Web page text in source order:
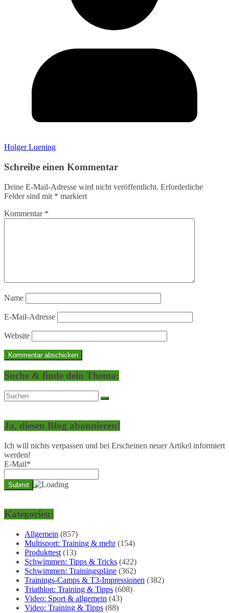
Holger Luening
Schreibe einen Kommentar
Deine E-Mail-Adresse wird nicht veröffentlicht. Erforderliche
Felder sind mit * markiert
Kommentar *
Name
E-Mail-Adresse
Website
Suche & finde dein Thema:
Ja, diesen Blog abonnieren!
Ich will nichts verpassen und bei Erscheinen neuer Artikel informiert
werden!
E-Mail*
Kategorien:
Allgemein (857)
Multisport: Training & mehr(154)
Produkttest (13)
Schwimmen: Tipps & Tricks (422)
Schwimmen: Trainingspläne (362)
Trainings-Camps & T3-Impressionen (382)
Triathlon: Training & Tipps (608)
Video: Sport & allgemein (43)
Video: Training & Tipps (88)